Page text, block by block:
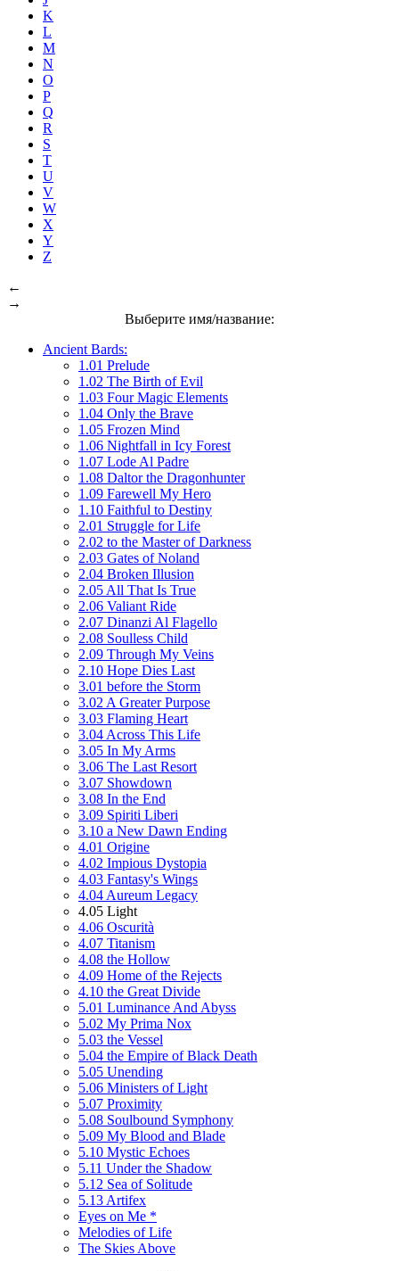
K
L
M
N
O
P
Q
R
S
T
U
V
W
X
Y
Z
←
→
Выберите имя/название:
Ancient Bards:
1.01 Prelude
1.02 The Birth of Evil
1.03 Four Magic Elements
1.04 Only the Brave
1.05 Frozen Mind
1.06 Nightfall in Icy Forest
1.07 Lode Al Padre
1.08 Daltor the Dragonhunter
1.09 Farewell My Hero
1.10 Faithful to Destiny
2.01 Struggle for Life
2.02 to the Master of Darkness
2.03 Gates of Noland
2.04 Broken Illusion
2.05 All That Is True
2.06 Valiant Ride
2.07 Dinanzi Al Flagello
2.08 Soulless Child
2.09 Through My Veins
2.10 Hope Dies Last
3.01 before the Storm
3.02 A Greater Purpose
3.03 Flaming Heart
3.04 Across This Life
3.05 In My Arms
3.06 The Last Resort
3.07 Showdown
3.08 In the End
3.09 Spiriti Liberi
3.10 a New Dawn Ending
4.01 Origine
4.02 Impious Dystopia
4.03 Fantasy's Wings
4.04 Aureum Legacy
4.05 Light
4.06 Oscurità
4.07 Titanism
4.08 the Hollow
4.09 Home of the Rejects
4.10 the Great Divide
5.01 Luminance And Abyss
5.02 My Prima Nox
5.03 the Vessel
5.04 the Empire of Black Death
5.05 Unending
5.06 Ministers of Light
5.07 Proximity
5.08 Soulbound Symphony
5.09 My Blood and Blade
5.10 Mystic Echoes
5.11 Under the Shadow
5.12 Sea of Solitude
5.13 Artifex
Eyes on Me *
Melodies of Life
The Skies Above